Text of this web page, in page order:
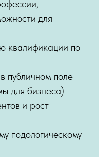
для
квалификации по
публичном поле
для бизнеса)
и рост
подологическому